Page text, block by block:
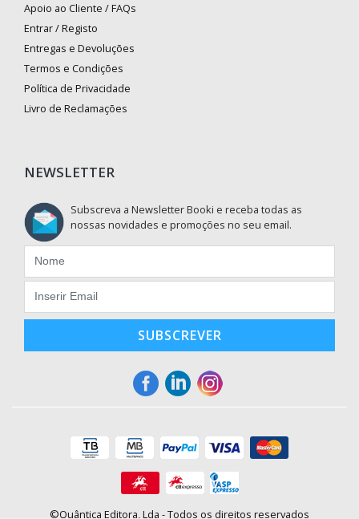
Apoio ao Cliente / FAQs
Entrar / Registo
Entregas e Devoluções
Termos e Condições
Política de Privacidade
Livro de Reclamações
NEWSLETTER
Subscreva a Newsletter Booki e receba todas as
nossas novidades e promoções no seu email.
SUBSCREVER
©Quântica Editora, Lda - Todos os direitos reservados